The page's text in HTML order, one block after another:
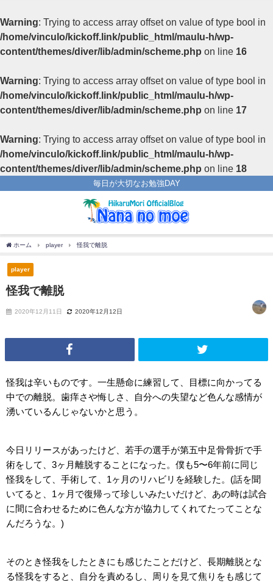
Warning: Trying to access array offset on value of type bool in
/home/vinculo/kickoff.link/public_html/maulu-h/wp-
content/themes/diver/lib/admin/scheme.php on line 16
Warning: Trying to access array offset on value of type bool in
/home/vinculo/kickoff.link/public_html/maulu-h/wp-
content/themes/diver/lib/admin/scheme.php on line 17
Warning: Trying to access array offset on value of type bool in
/home/vinculo/kickoff.link/public_html/maulu-h/wp-
content/themes/diver/lib/admin/scheme.php on line 18
毎日が大切なお勉強DAY
ホーム player 怪我で離脱
player
怪我で離脱
2020年12月11日 2020年12月12日
怪我は辛いものです。一生懸命に練習して、目標に向かってる
中での離脱。歯痒さや悔しさ、自分への失望など色んな感情が
湧いているんじゃないかと思う。
今日リリースがあったけど、若手の選手が第五中足骨骨折で手
術をして、3ヶ月離脱することになった。僕も5〜6年前に同じ
怪我をして、手術して、1ヶ月のリハビリを経験した。(話を聞
いてると、1ヶ月で復帰って珍しいみたいだけど、あの時は試合
に間に合わせるために色んな方が協力してくれてたってことな
んだろうな。)
そのとき怪我をしたときにも感じたことだけど、長期離脱とな
る怪我をすると、自分を責めるし、周りを見て焦りをも感じて